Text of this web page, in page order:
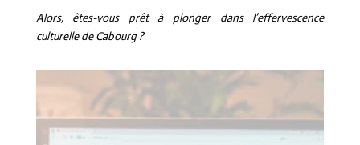
Alors, êtes-vous prêt à plonger dans l’effervescence
culturelle de Cabourg ?